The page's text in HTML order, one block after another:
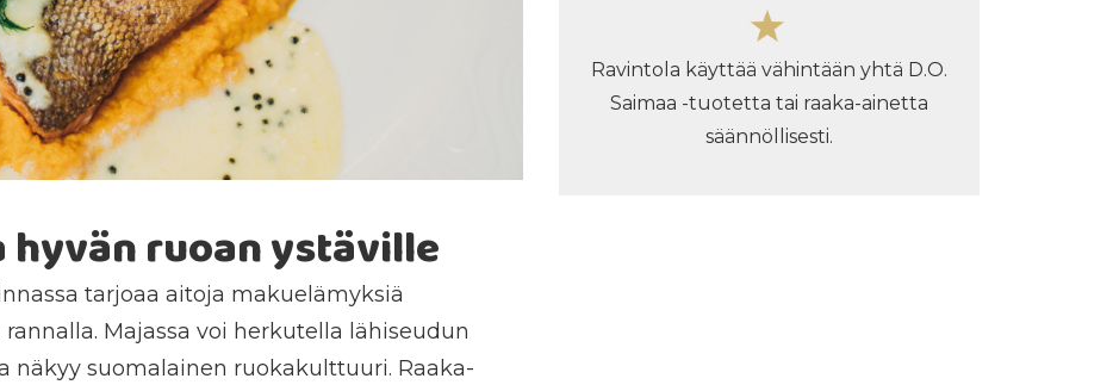
ruoan ystäville
tarjoaa aitoja makuelämyksiä
Majassa voi herkutella lähiseudun
näkyy suomalainen ruokakulttuuri. Raaka-
Ravintola käyttää vähintään yhtä D.O.
Saimaa -tuotetta tai raaka-ainetta
säännöllisesti.